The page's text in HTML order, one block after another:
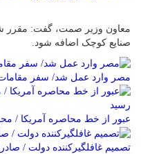
صنایع کوچک اضافه شود.
مصر وارد عمل شد/ سفر مقامات
عبور از خط محاصره آمریکا /
تصمیم غافلگیرکننده دولت /